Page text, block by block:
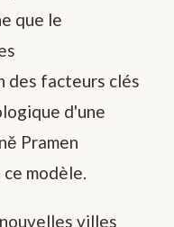
que le
des facteurs clés
d'une
Pramen
modèle.
villes